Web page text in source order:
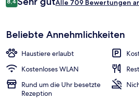
75 €.
8,4 von 10. Alle 709 Bewertungen
Beliebte Annehmlichkeiten
Haustiere erlaubt
Kostenloses WLAN
Rund um die Uhr besetzte
Rezeption